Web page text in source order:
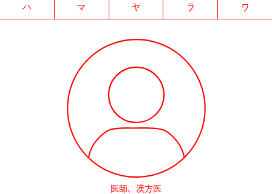
ハ
マ ヤ ラ ワ
医師、漢方医